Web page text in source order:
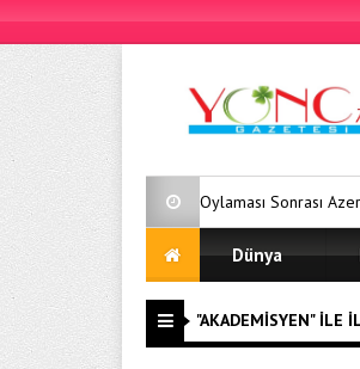
AKPM Oylaması Sonrası Azerbaycan Halk
Dünya
"AKADEMISYEN" ILE